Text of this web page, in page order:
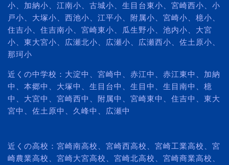
小、加納小、江南小、古城小、生目台東小、宮崎西小、小
戸小、大塚小、西池小、江平小、附属小、宮崎小、檍小、
住吉小、住吉南小、宮崎東小、瓜生野小、池内小、大宮
小、東大宮小、広瀬北小、広瀬小、広瀬西小、佐土原小、
那珂小
近くの中学校：大淀中、宮崎中、赤江中、赤江東中、加納
中、本郷中、大塚中、生目台中、生目中、生目南中、檍
中、大宮中、宮崎西中、附属中、宮崎東中、住吉中、東大
宮中、佐土原中、久峰中、広瀬中
近くの高校：宮崎南高校、宮崎西高校、宮崎工業高校、宮
崎農業高校、宮崎大宮高校、宮崎北高校、宮崎商業高校、